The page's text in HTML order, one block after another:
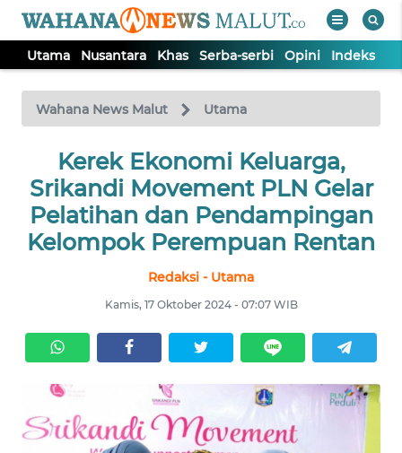
Utama Nusantara Khas Serba-serbi Opini Indeks
Wahana News Malut Utama
Kerek Ekonomi Keluarga,
Srikandi Movement PLN Gelar
Pelatihan dan Pendampingan
Kelompok Perempuan Rentan
Redaksi - Utama
Kamis, 17 Oktober 2024 - 07:07 WIB
TV
Tutup
UTAMA
NUSANTARA
SERBI
OPINI
Informasi